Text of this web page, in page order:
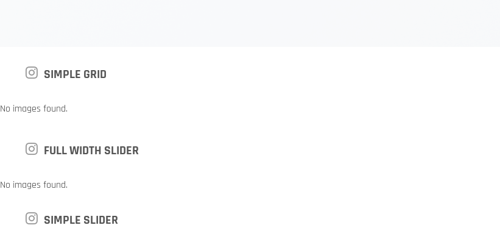
SIMPLE GRID
No images found.
FULL WIDTH SLIDER
No images found.
SIMPLE SLIDER